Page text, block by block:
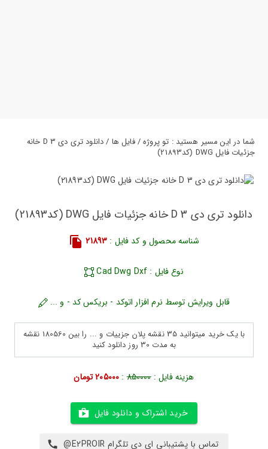
شما در این مسیر هستید : تو پروژه / فایل ها / دانلود تری دی 3 D خانه
جزئیات فایل DWG (کد21893)
دانلود تری دی 3 D خانه جزئیات فایل DWG (کد21893)
شناسه محصول و کد فایل : 21893
نوع فایل : Cad Dwg Dxf
قابل ویرایش توسط نرم افزار اتوکد - بریکس کد - و ...
با یک خرید میتوانید 35 نقشه پلان جزییات و ... را بین 180560 نقشه
به مدت 30 روز دانلود کنید
هزینه فایل :850000
: 205000 تومان
خرید اشتراک و دانلود فایل
تماس با پشتیبانی ای دی تلگرام E2PROIR@